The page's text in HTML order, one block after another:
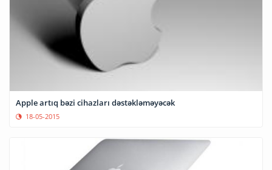
Apple artıq bəzi cihazları dəstəkləməyəcək
18-05-2015